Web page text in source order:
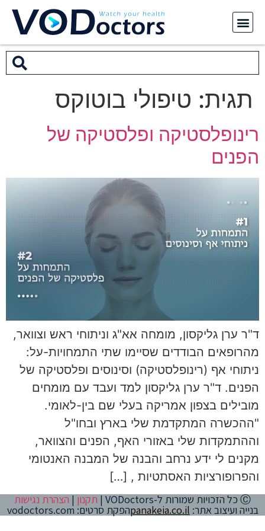
תגית: טיפולי בוטוקס
רינופלסטיקה ופלסטיקה של
הפנים
ד"ר ערן גליקסון, מומחה אא"ג וניתוחי ראש וצוואר,
מהרופאים הבודדים שסיימו שתי התמחויות-על:
ניתוחי אף (רינופלסטיקה) וסינוסים ופלסטיקה של
הפנים. ד"ר ערן גליקסון למד ועבד עם מומחים
מובילים בצפון אמריקה בעלי שם בין-לאומי.
"ההכשרה המתקדמת שלי בארץ ובחו"ל
וההתמקדות שלי באזורי האף, הפנים והצוואר,
מקנים לי ידע נרחב והבנה של המבנה האנטומי
והפרופורציות האסתטיות , […]
Ⓒ כל הזכויות שמורות ל-VODoctors | תקנון | הצהרת נגישות
בנייה ועיצוב אתר: panakeia.co.ilהפקת סרטים: vodoctors.com